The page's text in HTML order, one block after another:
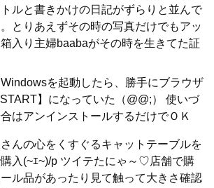
ルと書きかけの日記がずらりと並んで
とりあえずその時の写真だけでもアッ
入り主婦baabaがその時を生きてた証
を起動したら、勝手にブラウザ
】になっていた（@@;） 使いづ
はアンインストールするだけでＯＫ
んの心をくすぐるキャットテーブルを
入(~ｴ~)/p ツイテたにゃ～♡店舗で購
ル品があったり見て触って大きさ確認